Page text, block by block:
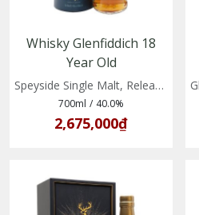
Whisky Glenfiddich 18
Year Old
(5010327325323)
Speyside Single Malt, Release 2020
700ml / 40.0%
2,675,000₫